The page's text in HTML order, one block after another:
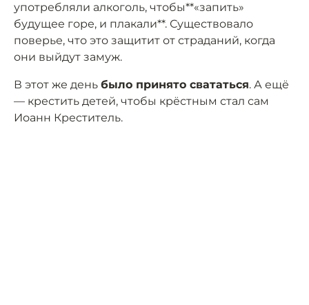
употребляли алкоголь, чтобы**«запить»
будущее горе, и плакали**. Существовало
поверье, что это защитит от страданий, когда
они выйдут замуж.
В этот же день было принято свататься. А ещё
— крестить детей, чтобы крёстным стал сам
Иоанн Креститель.